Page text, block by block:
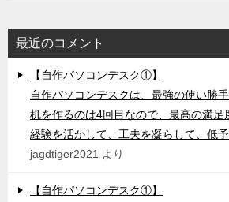
最近のコメント
【自作パソコンデスク①】
自作パソコンデスクは、最強の使い勝
机を作るのは4回目なので、最高の満足
経験を活かして、工夫を凝らして、低
jagdtiger2021 より
【自作パソコンデスク①】